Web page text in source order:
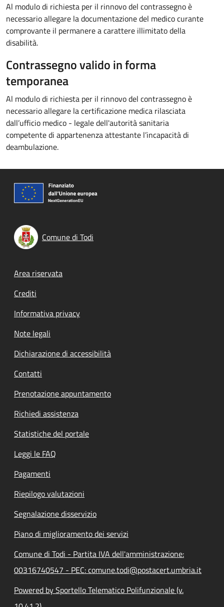
Al modulo di richiesta per il rinnovo del contrassegno è
necessario allegare la documentazione del medico curante
comprovante il permanere a carattere illimitato della
disabilità.
Contrassegno valido in forma
temporanea
Al modulo di richiesta per il rinnovo del contrassegno è
necessario allegare la certificazione medica rilasciata
dall’ufficio medico - legale dell'autorità sanitaria
competente di appartenenza attestante l’incapacità di
deambulazione.
Comune di Todi
Footer menu
Area riservata
Crediti
Informativa privacy
Note legali
Dichiarazione di accessibilità
Contatti
Prenotazione appuntamento
Richiedi assistenza
Statistiche del portale
Leggi le FAQ
Pagamenti
Riepilogo valutazioni
Segnalazione disservizio
Piano di miglioramento dei servizi
Comune di Todi - Partita IVA dell'amministrazione:
00316740547 - PEC: comune.todi@postacert.umbria.it
Powered by Sportello Telematico Polifunzionale (v.